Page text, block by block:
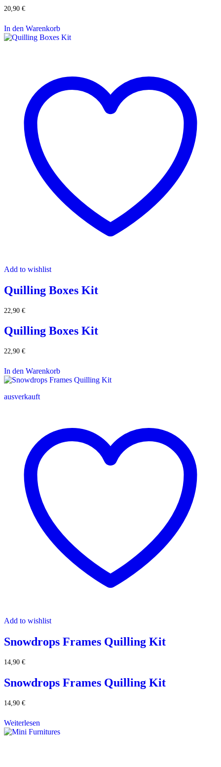
20,90 €
In den Warenkorb
Add to wishlist
Quilling Boxes Kit
22,90 €
Quilling Boxes Kit
22,90 €
In den Warenkorb
ausverkauft
Add to wishlist
Snowdrops Frames Quilling Kit
14,90 €
Snowdrops Frames Quilling Kit
14,90 €
Weiterlesen